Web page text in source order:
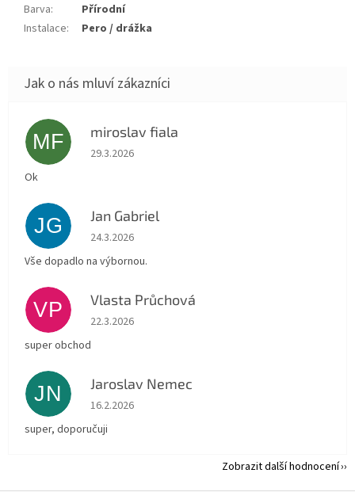
Barva:
Přírodní
Instalace: Pero / drážka
MF miroslav fiala
Hodnocení obchodu je 5 z 5 hvězdiček.
29.3.2026
Ok
JG Jan Gabriel
Hodnocení obchodu je 5 z 5 hvězdiček.
24.3.2026
Vše dopadlo na výbornou.
VP Vlasta Průchová
Hodnocení obchodu je 5 z 5 hvězdiček.
22.3.2026
super obchod
JN Jaroslav Nemec
Hodnocení obchodu je 5 z 5 hvězdiček.
16.2.2026
super, doporučuji
Zobrazit další hodnocení